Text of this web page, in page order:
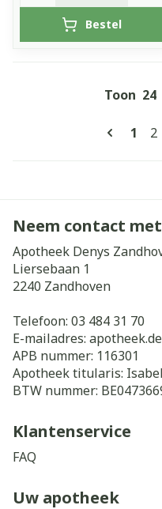
Bestel
U
1 2
Toon
Neem contact
Apotheek Denys
Liersebaan 1
2240 Zandhoven
Telefoon: 03 484 31 70
E-mailadres:
APB nummer: 116301
Apotheek titularis:
BTW nummer:
Klantenservice
FAQ
Uw apotheek